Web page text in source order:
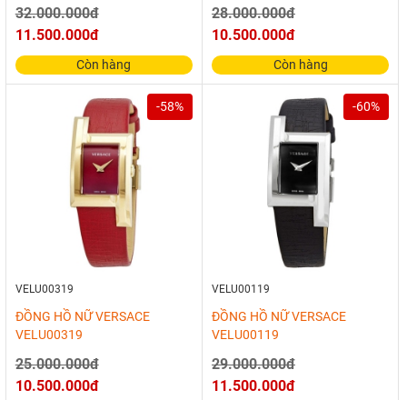
32.000.000đ
11.500.000đ
Còn hàng
28.000.000đ
10.500.000đ
Còn hàng
-58%
VELU00319
ĐỒNG HỒ NỮ VERSACE
VELU00319
25.000.000đ
10.500.000đ
-60%
VELU00119
ĐỒNG HỒ NỮ VERSACE
VELU00119
29.000.000đ
11.500.000đ